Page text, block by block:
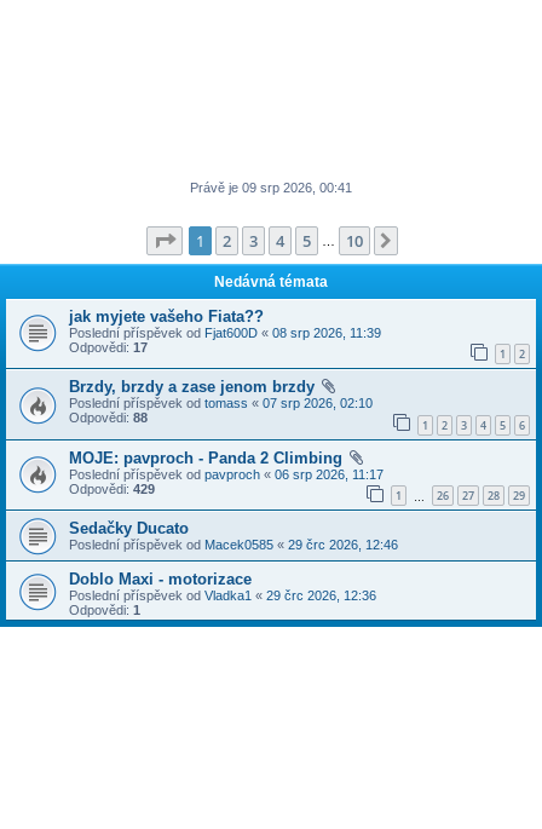
Právě je 09 srp 2026, 00:41
Stránka z 10
1 2 3 4 5 10
Nedávná témata
jak myjete vašeho Fiata??
Poslední příspěvek od Fjat600D « 08 srp 2026, 11:39
Odpovědi: 17 1 2
Brzdy, brzdy a zase jenom brzdy
Poslední příspěvek od tomass « 07 srp 2026, 02:10
Odpovědi: 88 1 2 3 4 5 6
MOJE: pavproch - Panda 2 Climbing
Poslední příspěvek od pavproch « 06 srp 2026, 11:17
Odpovědi: 429 1 26 27 28 29
Sedačky Ducato
Poslední příspěvek od Macek0585 « 29 črc 2026, 12:46
Doblo Maxi - motorizace
Poslední příspěvek od Vladka1 « 29 črc 2026, 12:36
Odpovědi: 1